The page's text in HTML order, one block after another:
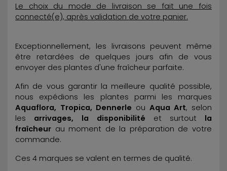
Le choix du mode de livraison se fait une fois
connecté(e), après validation de votre panier.
Exceptionnellement, les livraisons peuvent même
être retardées de quelques jours afin de vous
envoyer des plantes d'une fraîcheur parfaite.
Afin de vous garantir la meilleure qualité possible,
nous expédions les plantes parmi les marques
Aquaflora, Tropica, Dennerle ou Aqua Art, selon
les arrivages, la disponibilité et surtout la
fraîcheur au moment de la préparation de votre
commande.
Ces 4 marques se valent en termes de qualité.